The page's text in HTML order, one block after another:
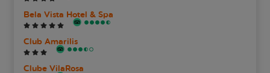
Bela Vista Hotel & Spa
Club Amarilis
Clube VilaRosa